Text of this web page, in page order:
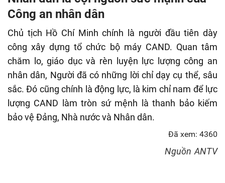
Công an nhân dân
Chủ tịch Hồ Chí Minh chính là người đầu tiên dày
công xây dựng tổ chức bộ máy CAND. Quan tâm
chăm lo, giáo dục và rèn luyện lực lượng công an
nhân dân, Người đã có những lời chỉ dạy cụ thể, sâu
sắc. Đó cũng chính là động lực, là kim chỉ nam để lực
lượng CAND làm tròn sứ mệnh là thanh bảo kiếm
bảo vệ Đảng, Nhà nước và Nhân dân.
Đã xem: 4360
Nguồn ANTV